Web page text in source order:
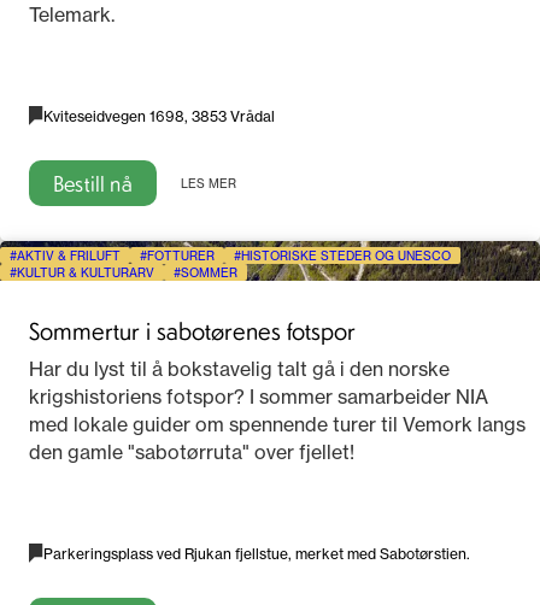
Telemark.
Kviteseidvegen 1698, 3853 Vrådal
Bestill nå LES MER
AKTIV & FRILUFT FOTTURER
HISTORISKE STEDER OG UNESCO
KULTUR & KULTURARV
SOMMER
Sommertur i sabotørenes fotspor
Har du lyst til å bokstavelig talt gå i den norske
krigshistoriens fotspor? I sommer samarbeider NIA
med lokale guider om spennende turer til Vemork langs
den gamle "sabotørruta" over fjellet!
Parkeringsplass ved Rjukan fjellstue, merket med Sabotørstien.